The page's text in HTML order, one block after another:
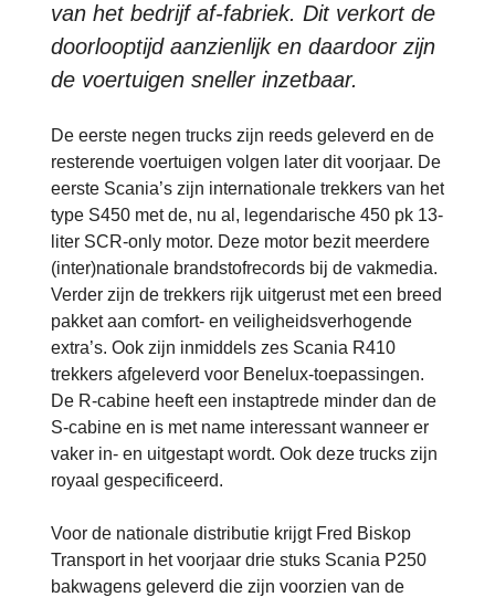
van het bedrijf af-fabriek. Dit verkort de
doorlooptijd aanzienlijk en daardoor zijn
de voertuigen sneller inzetbaar.
De eerste negen trucks zijn reeds geleverd en de
resterende voertuigen volgen later dit voorjaar. De
eerste Scania’s zijn internationale trekkers van het
type S450 met de, nu al, legendarische 450 pk 13-
liter SCR-only motor. Deze motor bezit meerdere
(inter)nationale brandstofrecords bij de vakmedia.
Verder zijn de trekkers rijk uitgerust met een breed
pakket aan comfort- en veiligheidsverhogende
extra’s. Ook zijn inmiddels zes Scania R410
trekkers afgeleverd voor Benelux-toepassingen.
De R-cabine heeft een instaptrede minder dan de
S-cabine en is met name interessant wanneer er
vaker in- en uitgestapt wordt. Ook deze trucks zijn
royaal gespecificeerd.
Voor de nationale distributie krijgt Fred Biskop
Transport in het voorjaar drie stuks Scania P250
bakwagens geleverd die zijn voorzien van de